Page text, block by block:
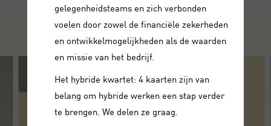
gelegenheidsteams en zich verbonden
voelen door zowel de financiële zekerheden
en ontwikkelmogelijkheden als de waarden
en missie van het bedrijf.
Het hybride kwartet: 4 kaarten zijn van
belang om hybride werken een stap verder
te brengen. We delen ze graag.